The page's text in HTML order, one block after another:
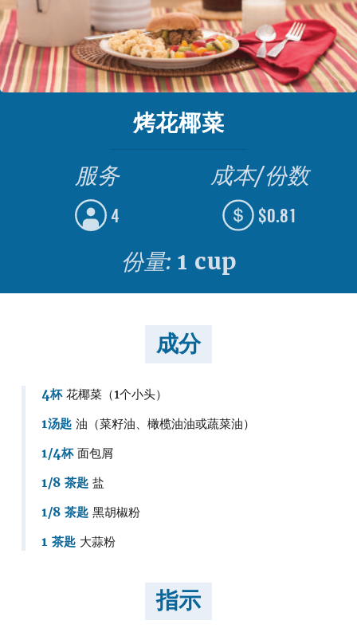
烤花椰菜
服务
4
成本/份数
$0.81
份量: 1 cup
成分
4杯花椰菜（1个小头）
1汤匙 油（菜籽油、橄榄油油或蔬菜油）
1/4杯面包屑
1/8 茶匙 盐
1/8 茶匙 黑胡椒粉
1 茶匙 大蒜粉
指示